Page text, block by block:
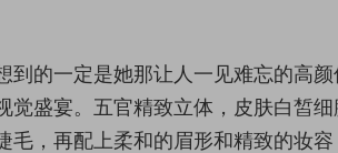
到的一定是她那让人一见难忘的高
觉盛宴。五官精致立体，皮肤白皙
毛，再配上柔和的眉形和精致的妆